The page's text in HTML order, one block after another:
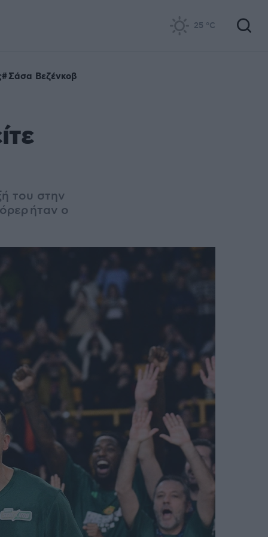
25 °C
Σάσα Βεζένκοβ
του στην
ήταν ο